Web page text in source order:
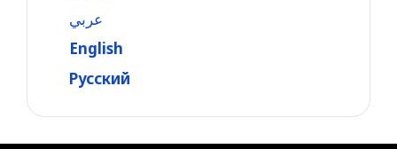
عربي
English
Русский